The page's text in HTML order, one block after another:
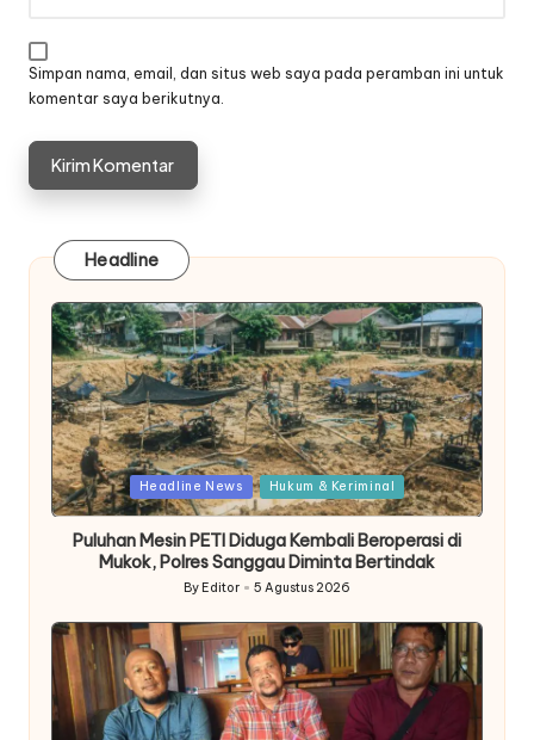
Simpan nama, email, dan situs web saya pada peramban ini untuk
komentar saya berikutnya.
Headline
Posted
in
Headline News Hukum & Keriminal
Puluhan Mesin PETI Diduga Kembali Beroperasi di
Mukok, Polres Sanggau Diminta Bertindak
Posted
By Editor 5 Agustus 2026